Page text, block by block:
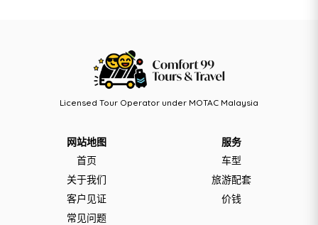
Licensed Tour Operator under MOTAC Malaysia
网站地图
首页
关于我们
客户见证
常见问题
服务
车型
旅游配套
价钱